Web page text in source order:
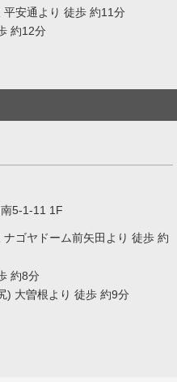
安通より 徒歩 約11分
約12分
5-1-11 1F
ゴヤドーム前矢田より 徒歩 約
約8分
) 大曽根より 徒歩 約9分